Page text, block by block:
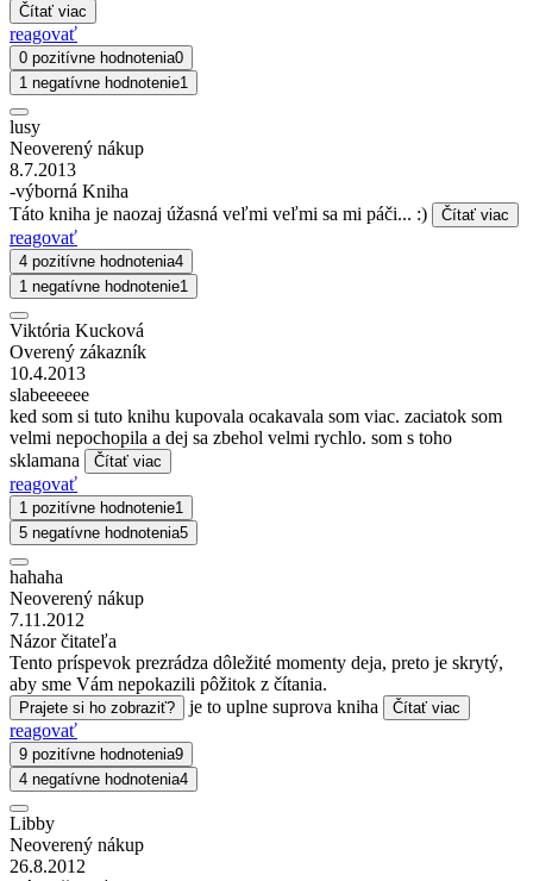
Čítať viac
reagovať
0 pozitívne hodnotenia0
1 negatívne hodnotenie1
lusy
Neoverený nákup
8.7.2013
-výborná Kniha
Táto kniha je naozaj úžasná veľmi veľmi sa mi páči... :)
Čítať viac
reagovať
4 pozitívne hodnotenia4
1 negatívne hodnotenie1
Viktória Kucková
Overený zákazník
10.4.2013
slabeeeeee
ked som si tuto knihu kupovala ocakavala som viac. zaciatok som
velmi nepochopila a dej sa zbehol velmi rychlo. som s toho
sklamana
Čítať viac
reagovať
1 pozitívne hodnotenie1
5 negatívne hodnotenia5
hahaha
Neoverený nákup
7.11.2012
Názor čitateľa
Tento príspevok prezrádza dôležité momenty deja, preto je skrytý,
aby sme Vám nepokazili pôžitok z čítania.
Prajete si ho zobraziť? je to uplne suprova kniha Čítať viac
reagovať
9 pozitívne hodnotenia9
4 negatívne hodnotenia4
Libby
Neoverený nákup
26.8.2012